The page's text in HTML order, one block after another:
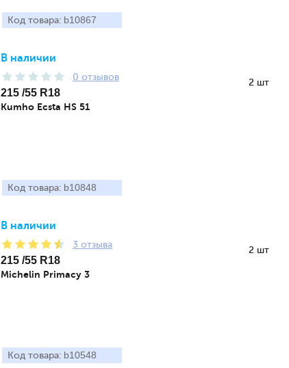
Код товара: b10867
В наличии
0 отзывов
215 /55 R18
Kumho Ecsta HS 51
2 шт
Код товара: b10848
В наличии
3 отзыва
215 /55 R18
Michelin Primacy 3
2 шт
Код товара: b10548